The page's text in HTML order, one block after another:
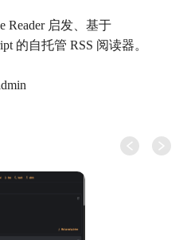
Reader 启发、基于
的自托管 RSS 阅读器。